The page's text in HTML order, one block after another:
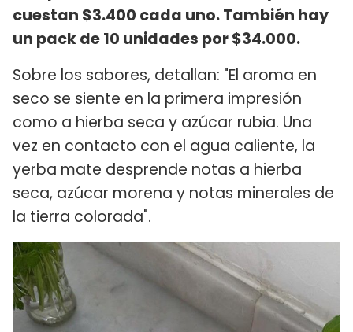
cuestan $3.400 cada uno. También hay
un pack de 10 unidades por $34.000.
Sobre los sabores, detallan: "El aroma en
seco se siente en la primera impresión
como a hierba seca y azúcar rubia. Una
vez en contacto con el agua caliente, la
yerba mate desprende notas a hierba
seca, azúcar morena y notas minerales de
la tierra colorada".